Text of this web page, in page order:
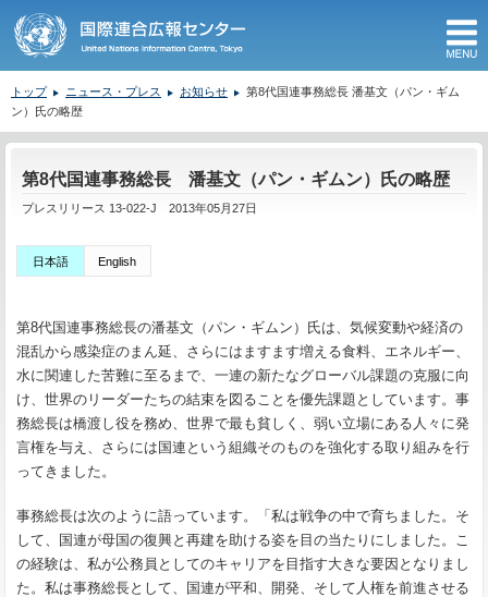
トップ ニュース・プレス お知らせ
第8代国連事務総長 潘基文（パン・ギム
ン）氏の略歴
第8代国連事務総長 潘基文（パン・ギムン）氏の略歴
プレスリリース 13-022-J 2013年05月27日
日本語 English
第8代国連事務総長の潘基文（パン・ギムン）氏は、気候変動や経済の
混乱から感染症のまん延、さらにはますます増える食料、エネルギー、
水に関連した苦難に至るまで、一連の新たなグローバル課題の克服に向
け、世界のリーダーたちの結束を図ることを優先課題としています。事
務総長は橋渡し役を務め、世界で最も貧しく、弱い立場にある人々に発
言権を与え、さらには国連という組織そのものを強化する取り組みを行
ってきました。
事務総長は次のように語っています。「私は戦争の中で育ちました。そ
して、国連が母国の復興と再建を助ける姿を目の当たりにしました。こ
の経験は、私が公務員としてのキャリアを目指す大きな要因となりまし
た。私は事務総長として、国連が平和、開発、そして人権を前進させる